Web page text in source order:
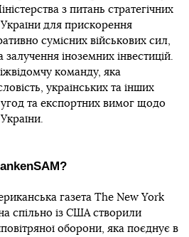
з питань стратегічних
для прискорення
сумісних військових сил,
іноземних інвестицій.
команду, яка
українських та інших
угод та експортних вимог щодо
газета The New York
спільно із США створили
оборони, яка поєднує в